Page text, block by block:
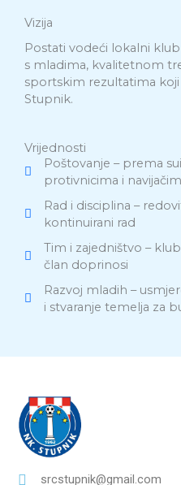
Vizija
Postati vodeći lokalni
s mladima, kvalitetnom
sportskim rezultatima
Stupnik.
Vrijednosti
Poštovanje – prema
protivnicima i
Rad i disciplina –
kontinuirani rad
Tim i zajedništvo –
član doprinosi
Razvoj mladih –
i stvaranje temelja za
srcstupnik@gmail.com